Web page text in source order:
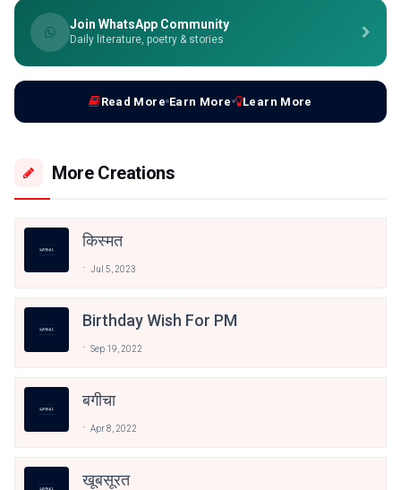
Join WhatsApp Community
Daily literature, poetry & stories
Read More Earn More Learn More
More Creations
किस्मत
Jul 5, 2023
Birthday Wish For PM
Sep 19, 2022
बगीचा
Apr 8, 2022
खूबसूरत